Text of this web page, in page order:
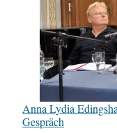
Anna Lydia
Gespräch